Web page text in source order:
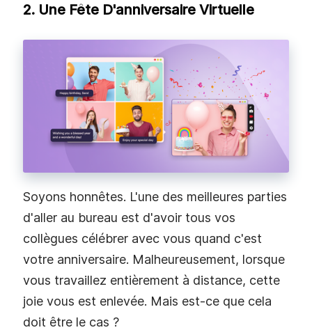
2. Une Fête D'anniversaire Virtuelle
Soyons honnêtes. L'une des meilleures parties
d'aller au bureau est d'avoir tous vos
collègues célébrer avec vous quand c'est
votre anniversaire. Malheureusement, lorsque
vous travaillez entièrement à distance, cette
joie vous est enlevée. Mais est-ce que cela
doit être le cas ?